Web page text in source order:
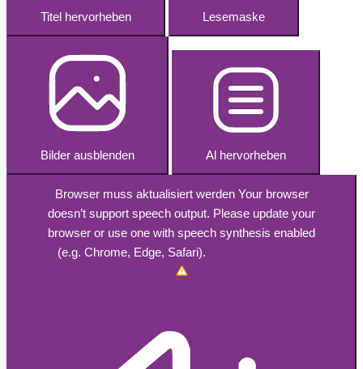
Titel hervorheben Lesemaske
Bilder ausblenden Al hervorheben
Browser muss aktualisiert werden Your browser
doesn’t support speech output. Please update your
browser or use one with speech synthesis enabled
(e.g. Chrome, Edge, Safari).